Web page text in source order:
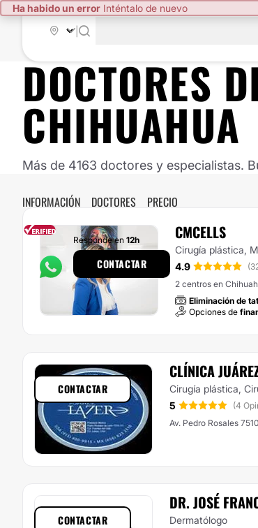
Ha habido un error Inténtalo de nuevo
DOCTORES
CHIHUAHUA
Más de 4163 doctores y especialistas.
INFORMACIÓN DOCTORES PRECIO
CMCELLS
Cirugía plástica,
4.9
2 centros en
Eliminación de
Opciones de
Responde en 12h
CONTACTAR
CLÍNICA
Cirugía plástica,
5
(4
Av. Pedro Rosales
CONTACTAR
DR. JOSÉ
Dermatólogo
CONTACTAR